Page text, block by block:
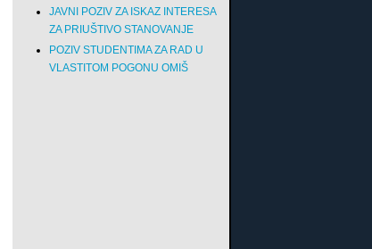
JAVNI POZIV ZA ISKAZ INTERESA
ZA PRIUŠTIVO STANOVANJE
POZIV STUDENTIMA ZA RAD U
VLASTITOM POGONU OMIŠ